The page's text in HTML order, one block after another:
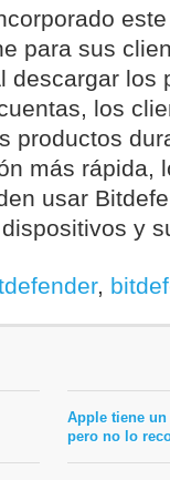
para sus
descargar los
los
productos
más rápida,
usar
y
,
Apple tiene
pero no lo